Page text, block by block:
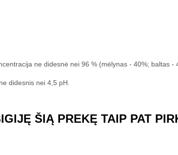
ne didesnė nei 96 % (mėlynas - 40%; baltas -
didesnis nei 4,5 pH.
ŠIĄ PREKĘ TAIP PAT